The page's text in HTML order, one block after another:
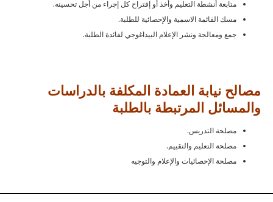
متابعة أنشطة التعليم وأخذ أو إقتراح كل إجراء من أجل تحسينه.
مسك القائمة الاسمية والإحصائية للطلبة.
جمع ومعالجة ونشر الإعلام البيداغوجي لفائدة الطلبة.
مصالح نيابة العمادة المكلفة بالدراسات
والمسائل المرتبطة بالطلبة
مصلحة التدريس.
مصلحة التعليم والتقييم.
مصلحة الإحصائيات والإعلام والتوجيه